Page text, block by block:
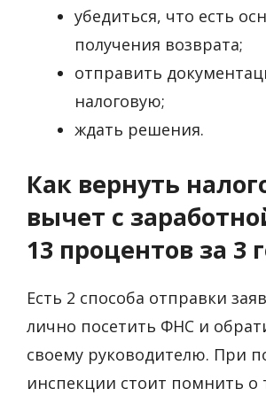
убедиться, что есть
получения возврата;
отправить
налоговую;
ждать решения.
Как вернуть
вычет с
13 процентов за 3
Есть 2 способа отправки
лично посетить ФНС и
своему руководителю. При
инспекции стоит помнить о